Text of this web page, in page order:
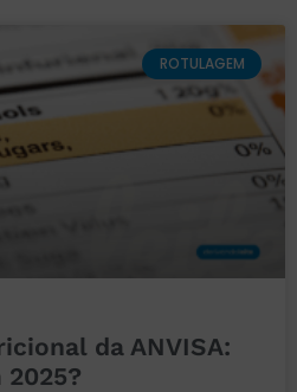
ROTULAGEM
da ANVISA:
2025?